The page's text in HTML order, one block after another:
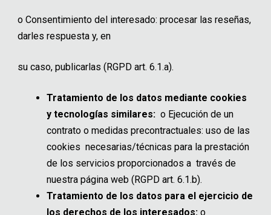
o Consentimiento del interesado: procesar las reseñas,
darles respuesta y, en
su caso, publicarlas (RGPD art. 6.1.a).
Tratamiento de los datos mediante cookies
y tecnologías similares: o Ejecución de un
contrato o medidas precontractuales: uso de las
cookies necesarias/técnicas para la prestación
de los servicios proporcionados a través de
nuestra página web (RGPD art. 6.1.b).
Tratamiento de los datos para el ejercicio de
los derechos de los interesados: o